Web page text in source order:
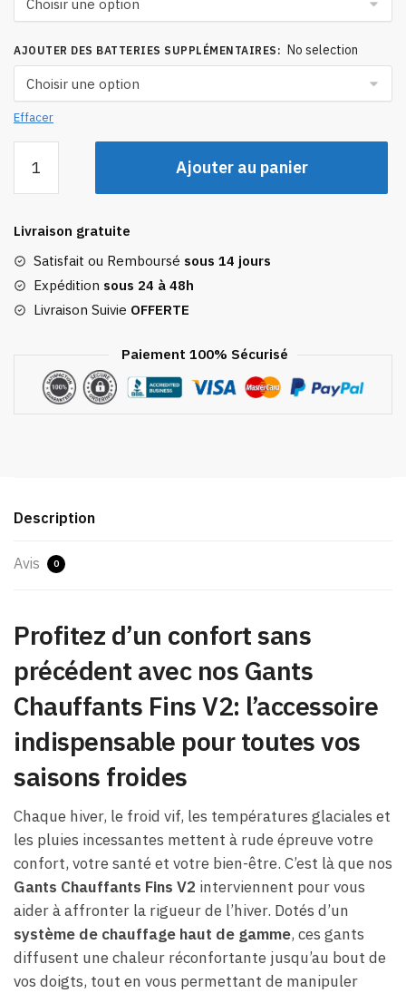
AJOUTER DES BATTERIES SUPPLÉMENTAIRES : No selection
Effacer
gant
velo
Ajouter au panier
Livraison gratuite
Satisfait ou Remboursé sous 14 jours
Expédition sous 24 à 48h
Livraison Suivie OFFERTE
Paiement 100% Sécurisé
Description
Avis 0
Profitez d’un confort sans
précédent avec nos Gants
Chauffants Fins V2: l’accessoire
indispensable pour toutes vos
saisons froides
Chaque hiver, le froid vif, les températures glaciales et
les pluies incessantes mettent à rude épreuve votre
confort, votre santé et votre bien-être. C’est là que nos
Gants Chauffants Fins V2 interviennent pour vous
aider à affronter la rigueur de l’hiver. Dotés d’un
système de chauffage haut de gamme, ces gants
diffusent une chaleur réconfortante jusqu’au bout de
vos doigts, tout en vous permettant de manipuler